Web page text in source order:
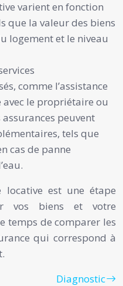
varient en fonction
que la valeur des biens
logement et le niveau
comme l’assistance
le propriétaire ou
peuvent
tels que
cas de panne
locative est une étape
vos biens et votre
temps de comparer les
qui correspond à
Diagnostic